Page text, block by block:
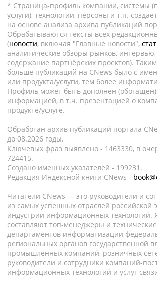
* Страница-профиль компании, системы
услуги), технологии, персоны и т.п.
на основе анализа архива публикаций
Обрабатываются тексты всех
(новости, включая "Главные новости",
аналитические обзоры рынков, интервью,
содержание партнёрских проектов).
больше публикаций на CNews было с
или продукта/услуги, тем более
Профиль может быть дополнен
информацией, в т.ч. презентацией о
продукте/услуге.
Обработан архив публикаций портала
до 08.2026 годы.
Ключевых фраз выявлено - 1463330, в
724415.
Создано именных указателей - 199231.
Редакция Индексной книги CNews -
Читатели CNews — это руководители и
из самых успешных отраслей российской
индустрии информационных технологий.
составляют топ-менеджеры и
департаментов информатизации
региональных органов государственной
промышленных компаний, розничных
руководители и сотрудники компаний-
информационных технологий и услуг